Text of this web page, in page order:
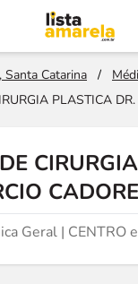
Santa Catarina /
PLASTICA
CADORE
Geral | CENTRO